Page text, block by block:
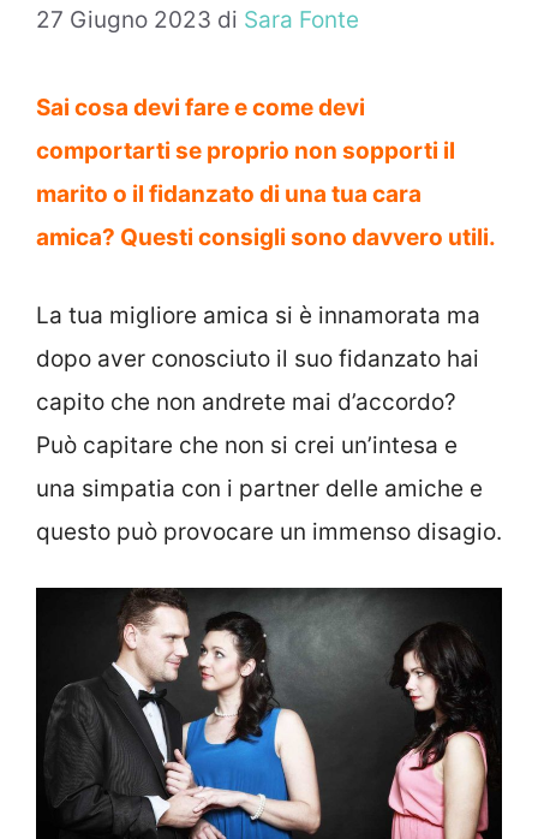
27 Giugno 2023 di Sara Fonte
Sai cosa devi fare e come devi
comportarti se proprio non sopporti il
marito o il fidanzato di una tua cara
amica? Questi consigli sono davvero utili.
La tua migliore amica si è innamorata ma
dopo aver conosciuto il suo fidanzato hai
capito che non andrete mai d’accordo?
Può capitare che non si crei un’intesa e
una simpatia con i partner delle amiche e
questo può provocare un immenso disagio.